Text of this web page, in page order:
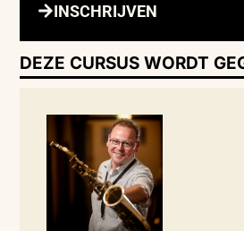
INSCHRIJVEN
DEZE CURSUS WORDT